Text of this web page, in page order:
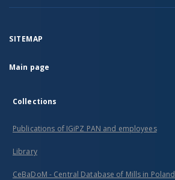
SITEMAP
Main page
Collections
Publications of IGiPZ PAN and employees
Library
CeBaDoM - Central Database of Mills in Poland